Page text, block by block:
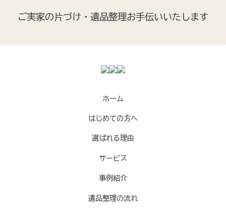
ご実家の片づけ・遺品整理お手伝いいたします
ホーム
はじめての方へ
選ばれる理由
サービス
事例紹介
遺品整理の流れ